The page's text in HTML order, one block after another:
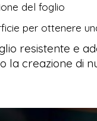
del foglio
per ottenere
resistente e
la creazione di